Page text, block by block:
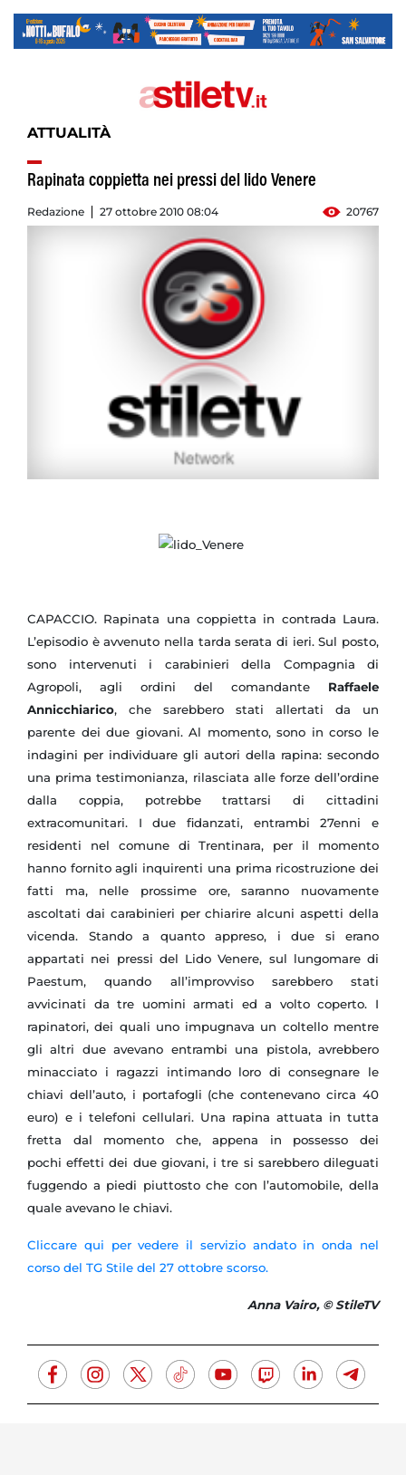
ATTUALITÀ
Rapinata coppietta nei pressi del lido Venere
Redazione 27 ottobre 2010 08:04 20767
CAPACCIO. Rapinata una coppietta in contrada Laura.
L’episodio è avvenuto nella tarda serata di ieri. Sul posto,
sono intervenuti i carabinieri della Compagnia di
Agropoli, agli ordini del comandante Raffaele
Annicchiarico, che sarebbero stati allertati da un
parente dei due giovani. Al momento, sono in corso le
indagini per individuare gli autori della rapina: secondo
una prima testimonianza, rilasciata alle forze dell’ordine
dalla coppia, potrebbe trattarsi di cittadini
extracomunitari. I due fidanzati, entrambi 27enni e
residenti nel comune di Trentinara, per il momento
hanno fornito agli inquirenti una prima ricostruzione dei
fatti ma, nelle prossime ore, saranno nuovamente
ascoltati dai carabinieri per chiarire alcuni aspetti della
vicenda. Stando a quanto appreso, i due si erano
appartati nei pressi del Lido Venere, sul lungomare di
Paestum, quando all’improvviso sarebbero stati
avvicinati da tre uomini armati ed a volto coperto. I
rapinatori, dei quali uno impugnava un coltello mentre
gli altri due avevano entrambi una pistola, avrebbero
minacciato i ragazzi intimando loro di consegnare le
chiavi dell’auto, i portafogli (che contenevano circa 40
euro) e i telefoni cellulari. Una rapina attuata in tutta
fretta dal momento che, appena in possesso dei
pochi effetti dei due giovani, i tre si sarebbero dileguati
fuggendo a piedi piuttosto che con l’automobile, della
quale avevano le chiavi.
Cliccare qui per vedere il servizio andato in onda nel
corso del TG Stile del 27 ottobre scorso.
Anna Vairo, © StileTV